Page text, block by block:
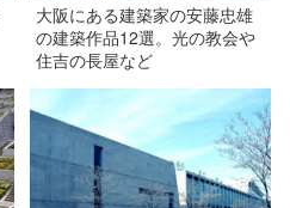
大阪にある建築家の安藤忠雄
の建築作品12選。光の教会や
住吉の長屋など